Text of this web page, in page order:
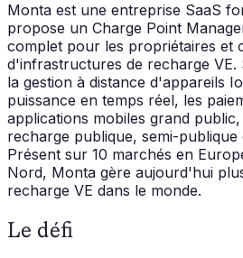
Monta est une entreprise SaaS
propose un Charge Point
complet pour les propriétaires et
d'infrastructures de recharge VE.
la gestion à distance d'appareils
puissance en temps réel, les
applications mobiles grand
recharge publique, semi-publique
Présent sur 10 marchés en
Nord, Monta gère aujourd'hui
recharge VE dans le monde.
Le défi